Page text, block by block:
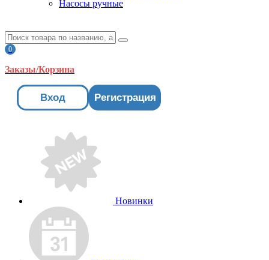
Насосы ручные
0
Заказы/Корзина
Вход Регистрация
Новинки